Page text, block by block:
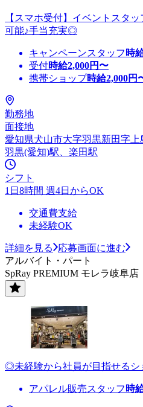
【スマホ受付】イベントスタ
可能♪手当充実◎
キャンペーンスタッフ 時
受付時給2,000円〜
携帯ショップ時給2,000円
勤務地
面接地
愛知県犬山市大字羽黒新田字上
羽黒(愛知)駅、楽田駅
シフト
1日8時間 週4日からOK
交通費支給
未経験OK
詳細を見る
応募画面に進む
アルバイト・パート
SpRay PREMIUM モレラ岐阜店
◎未経験から社員が目指せるシ
アパレル販売スタッフ 時